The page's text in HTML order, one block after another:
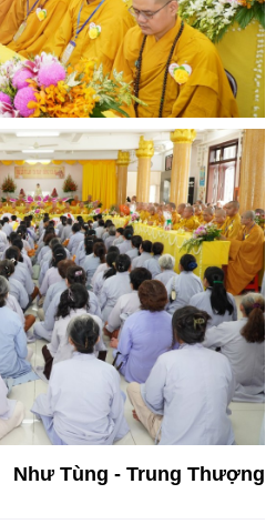
Như Tùng - Trung Thượng